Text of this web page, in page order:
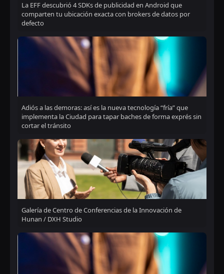
La EFF descubrió 4 SDKs de publicidad en Android que
comparten tu ubicación exacta con brokers de datos por
defecto
Adiós a las demoras: así es la nueva tecnología “fría” que
implementa la Ciudad para tapar baches de forma exprés sin
cortar el tránsito
Galería de Centro de Conferencias de la Innovación de
Hunan / DXH Studio